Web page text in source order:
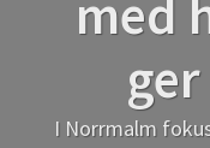
med
I Norrmalm